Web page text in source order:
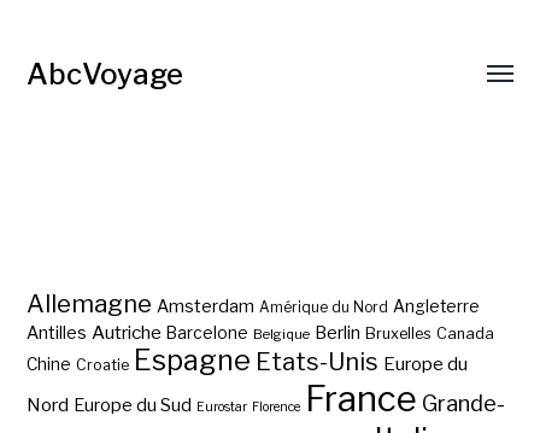
AbcVoyage
Allemagne Amsterdam Amérique du Nord Angleterre
Antilles Autriche Barcelone Belgique Berlin Bruxelles Canada
Chine Croatie Espagne Etats-Unis Europe du
Nord Europe du Sud Eurostar Florence France Grande-